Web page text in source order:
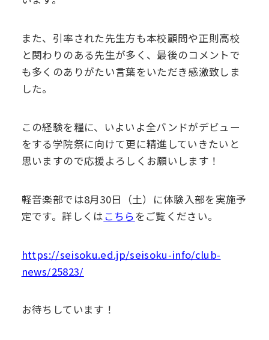
また、引率された先生方も本校顧問や正則高校
と関わりのある先生が多く、最後のコメントで
も多くのありがたい言葉をいただき感激致しま
した。
この経験を糧に、いよいよ全バンドがデビュー
をする学院祭に向けて更に精進していきたいと
思いますので応援よろしくお願いします！
軽音楽部では8月30日（土）に体験入部を実施予
定です。詳しくは こちらをご覧ください。
https://seisoku.ed.jp/seisoku-info/club-
news/25823/
お待ちしています！